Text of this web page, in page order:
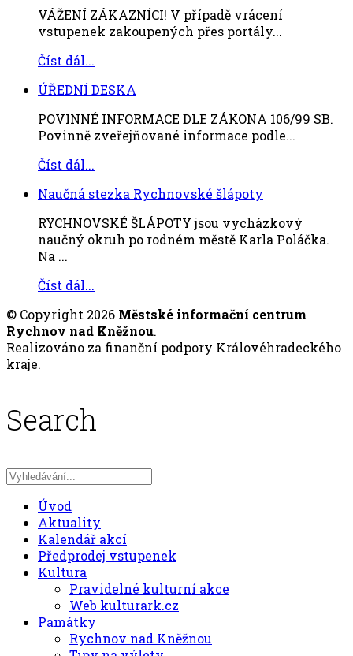
VÁŽENÍ ZÁKAZNÍCI! V případě vrácení
vstupenek zakoupených přes portály...
Číst dál...
ÚŘEDNÍ DESKA
POVINNÉ INFORMACE DLE ZÁKONA 106/99 SB.
Povinně zveřejňované informace podle...
Číst dál...
Naučná stezka Rychnovské šlápoty
RYCHNOVSKÉ ŠLÁPOTY jsou vycházkový
naučný okruh po rodném městě Karla Poláčka.
Na ...
Číst dál...
© Copyright 2026 Městské informační centrum
Rychnov nad Kněžnou.
Realizováno za finanční podpory Královéhradeckého
kraje.
Search
Úvod
Aktuality
Kalendář akcí
Předprodej vstupenek
Kultura
Pravidelné kulturní akce
Web kulturark.cz
Památky
Rychnov nad Kněžnou